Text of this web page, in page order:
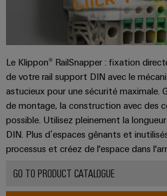
4 mm² - Bornes traversantes
4 mm² - Bloc de jonction à fusible
Le Klippon® RailSnapper : fixation
de votre rail support DIN avec le
astucieux pour une sécurité maximale.
de montage, la construction avec des
possible. Utilisez pleinement la
DIN. Plus d’espaces gênants et
processus et créez de l'espace dans
GO TO PRODUCT CATALOGUE